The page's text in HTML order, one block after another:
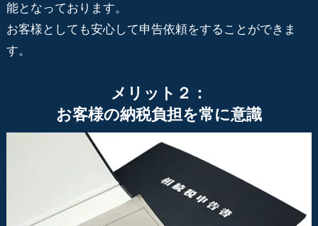
能となっております。
お客様としても安心して申告依頼をすることができま
す。
メリット２：
お客様の納税負担を常に意識